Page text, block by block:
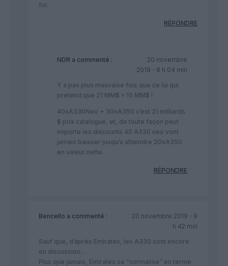
foi.
RÉPONDRE
NDR a commenté :
20 novembre
2019 - 8 h 04 min
Y a pas plus mauvaise fois que ce lui qui
pretend que 21 MM$ = 15 MM$ !
40xA330Neo + 30xA350 c’est 21 milliards
$ prix catalogue, et, de toute façon peut
importe les discounts 40 A330 neo vont
jamais baisser jusqu’a atteindre 20xA350
en valeur nette.
RÉPONDRE
Bencello a commenté :
20 novembre 2019 - 9
h 42 min
Sauf que, d’après Emirates, les A330 sont encore
en discussion…
Plus que jamais, Emirates se “normalise” en terme